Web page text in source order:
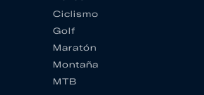
Ciclismo
Golf
Maratón
Montaña
MTB